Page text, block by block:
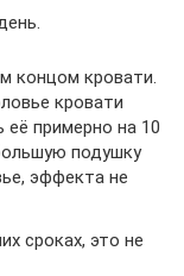
концом кровати.
кровати
примерно на 10
подушку
эффекта не
сроках, это не